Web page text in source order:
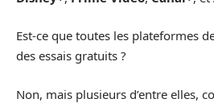
Est-ce que toutes les plateformes
des essais gratuits ?
Non, mais plusieurs d’entre elles,